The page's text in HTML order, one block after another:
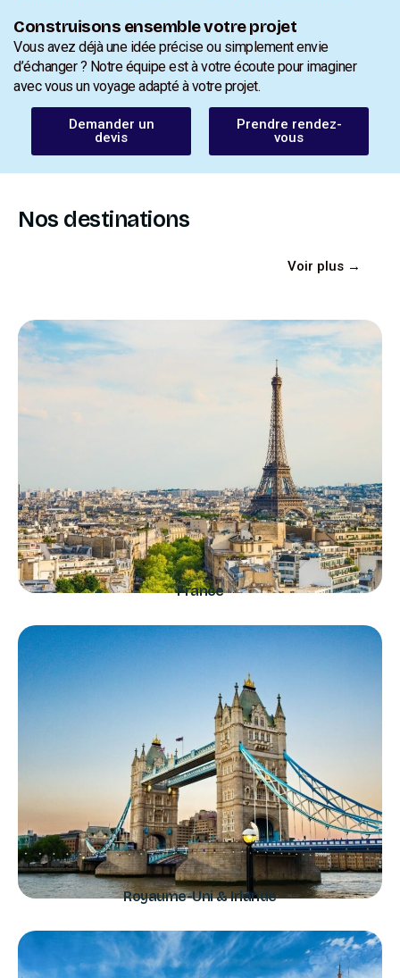
Construisons ensemble votre projet
Vous avez déjà une idée précise ou simplement envie
d’échanger ? Notre équipe est à votre écoute pour imaginer
avec vous un voyage adapté à votre projet.
Demander un
devis
Prendre rendez-
vous
Nos destinations
Voir plus →
France
Royaume-Uni & Irlande